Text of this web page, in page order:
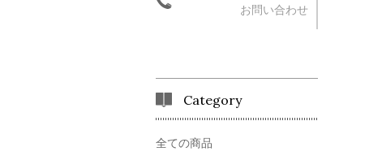
お問い合わせ
Category
全ての商品